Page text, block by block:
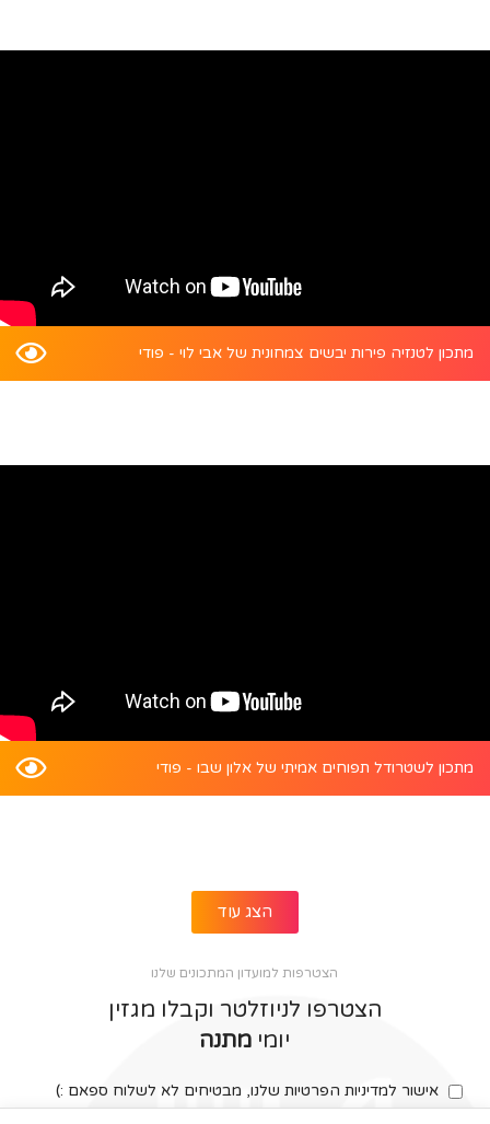
מתכון לטנזיה פירות יבשים צמחונית של אבי לוי - פודי
מתכון לשטרודל תפוחים אמיתי של אלון שבו - פודי
הצג עוד
הצטרפות למועדון המתכונים שלנו
הצטרפו לניוזלטר וקבלו מגזין
יומי מתנה
אישור למדיניות הפרטיות שלנו, מבטיחים לא לשלוח ספאם :)